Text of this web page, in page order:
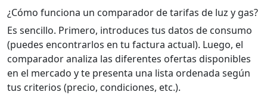
¿Cómo funciona un comparador de tarifas de luz y gas?
Es sencillo. Primero, introduces tus datos de consumo
(puedes encontrarlos en tu factura actual). Luego, el
comparador analiza las diferentes ofertas disponibles
en el mercado y te presenta una lista ordenada según
tus criterios (precio, condiciones, etc.).